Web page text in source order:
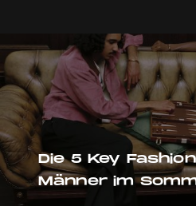
Die 5 Key
Männer im